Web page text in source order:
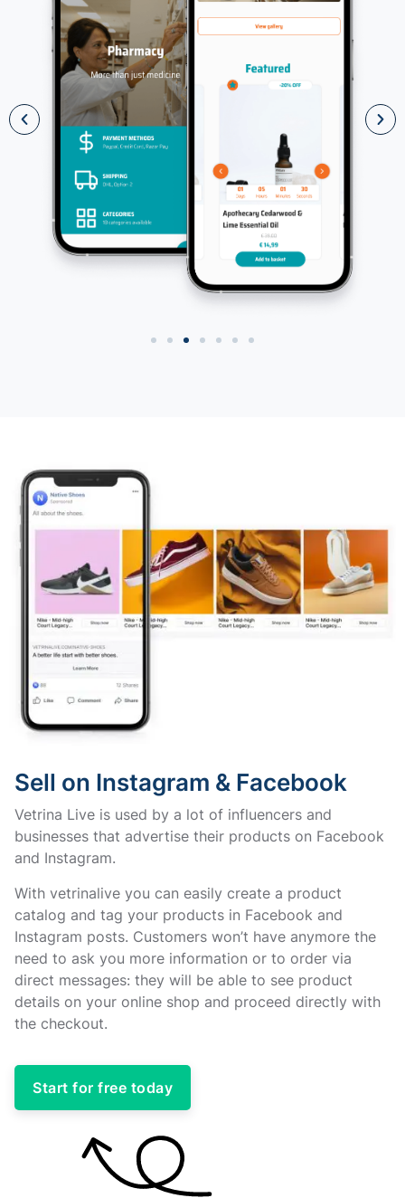
Sell on Instagram & Facebook
Vetrina Live is used by a lot of influencers and
businesses that advertise their products on Facebook
and Instagram.
With vetrinalive you can easily create a product
catalog and tag your products in Facebook and
Instagram posts. Customers won’t have anymore the
need to ask you more information or to order via
direct messages: they will be able to see product
details on your online shop and proceed directly with
the checkout.
Start for free today